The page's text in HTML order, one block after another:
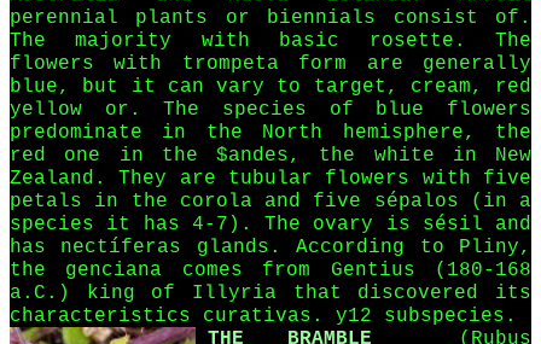
perennial plants or biennials consist of.
The majority with basic rosette. The
flowers with trompeta form are generally
blue, but it can vary to target, cream, red
yellow or. The species of blue flowers
predominate in the North hemisphere, the
red one in the $andes, the white in New
Zealand. They are tubular flowers with five
petals in the corola and five sépalos (in a
species it has 4-7). The ovary is sésil and
has nectíferas glands. According to Pliny,
the genciana comes from Gentius (180-168
a.C.) king of Illyria that discovered its
characteristics curativas. y12 subspecies.
THE BRAMBLE
(Rubus